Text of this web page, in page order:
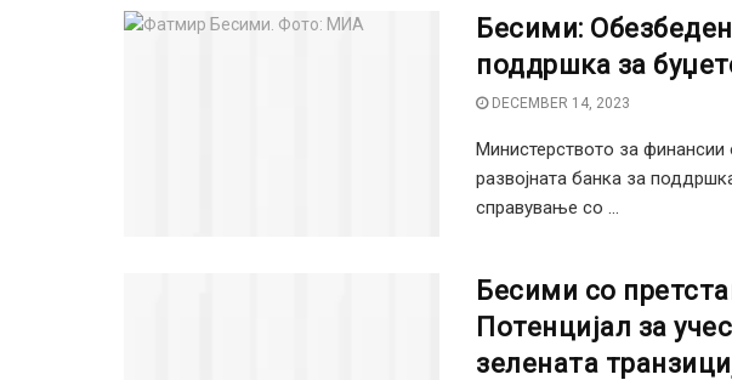
Бесими:
поддршка за
DECEMBER 14, 2023
Министерството за
развојната банка за
справување со ...
Бесими со
Потенцијал за
зелената